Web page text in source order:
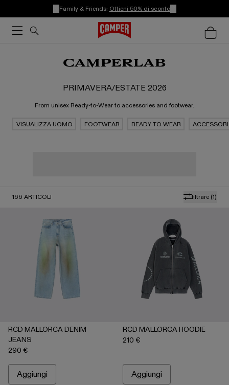
Family & Friends: Ottieni 50% di sconto
PRIMAVERA/ESTATE 2026
From unisex Ready-to-Wear to accessories and footwear.
VISUALIZZA UOMO FOOTWEAR READY TO WEAR ACCESSORI
filtrare (1)
166 ARTICOLI
RCD MALLORCA DENIM
JEANS
290 €
Aggiungi
RCD MALLORCA HOODIE
210 €
Aggiungi